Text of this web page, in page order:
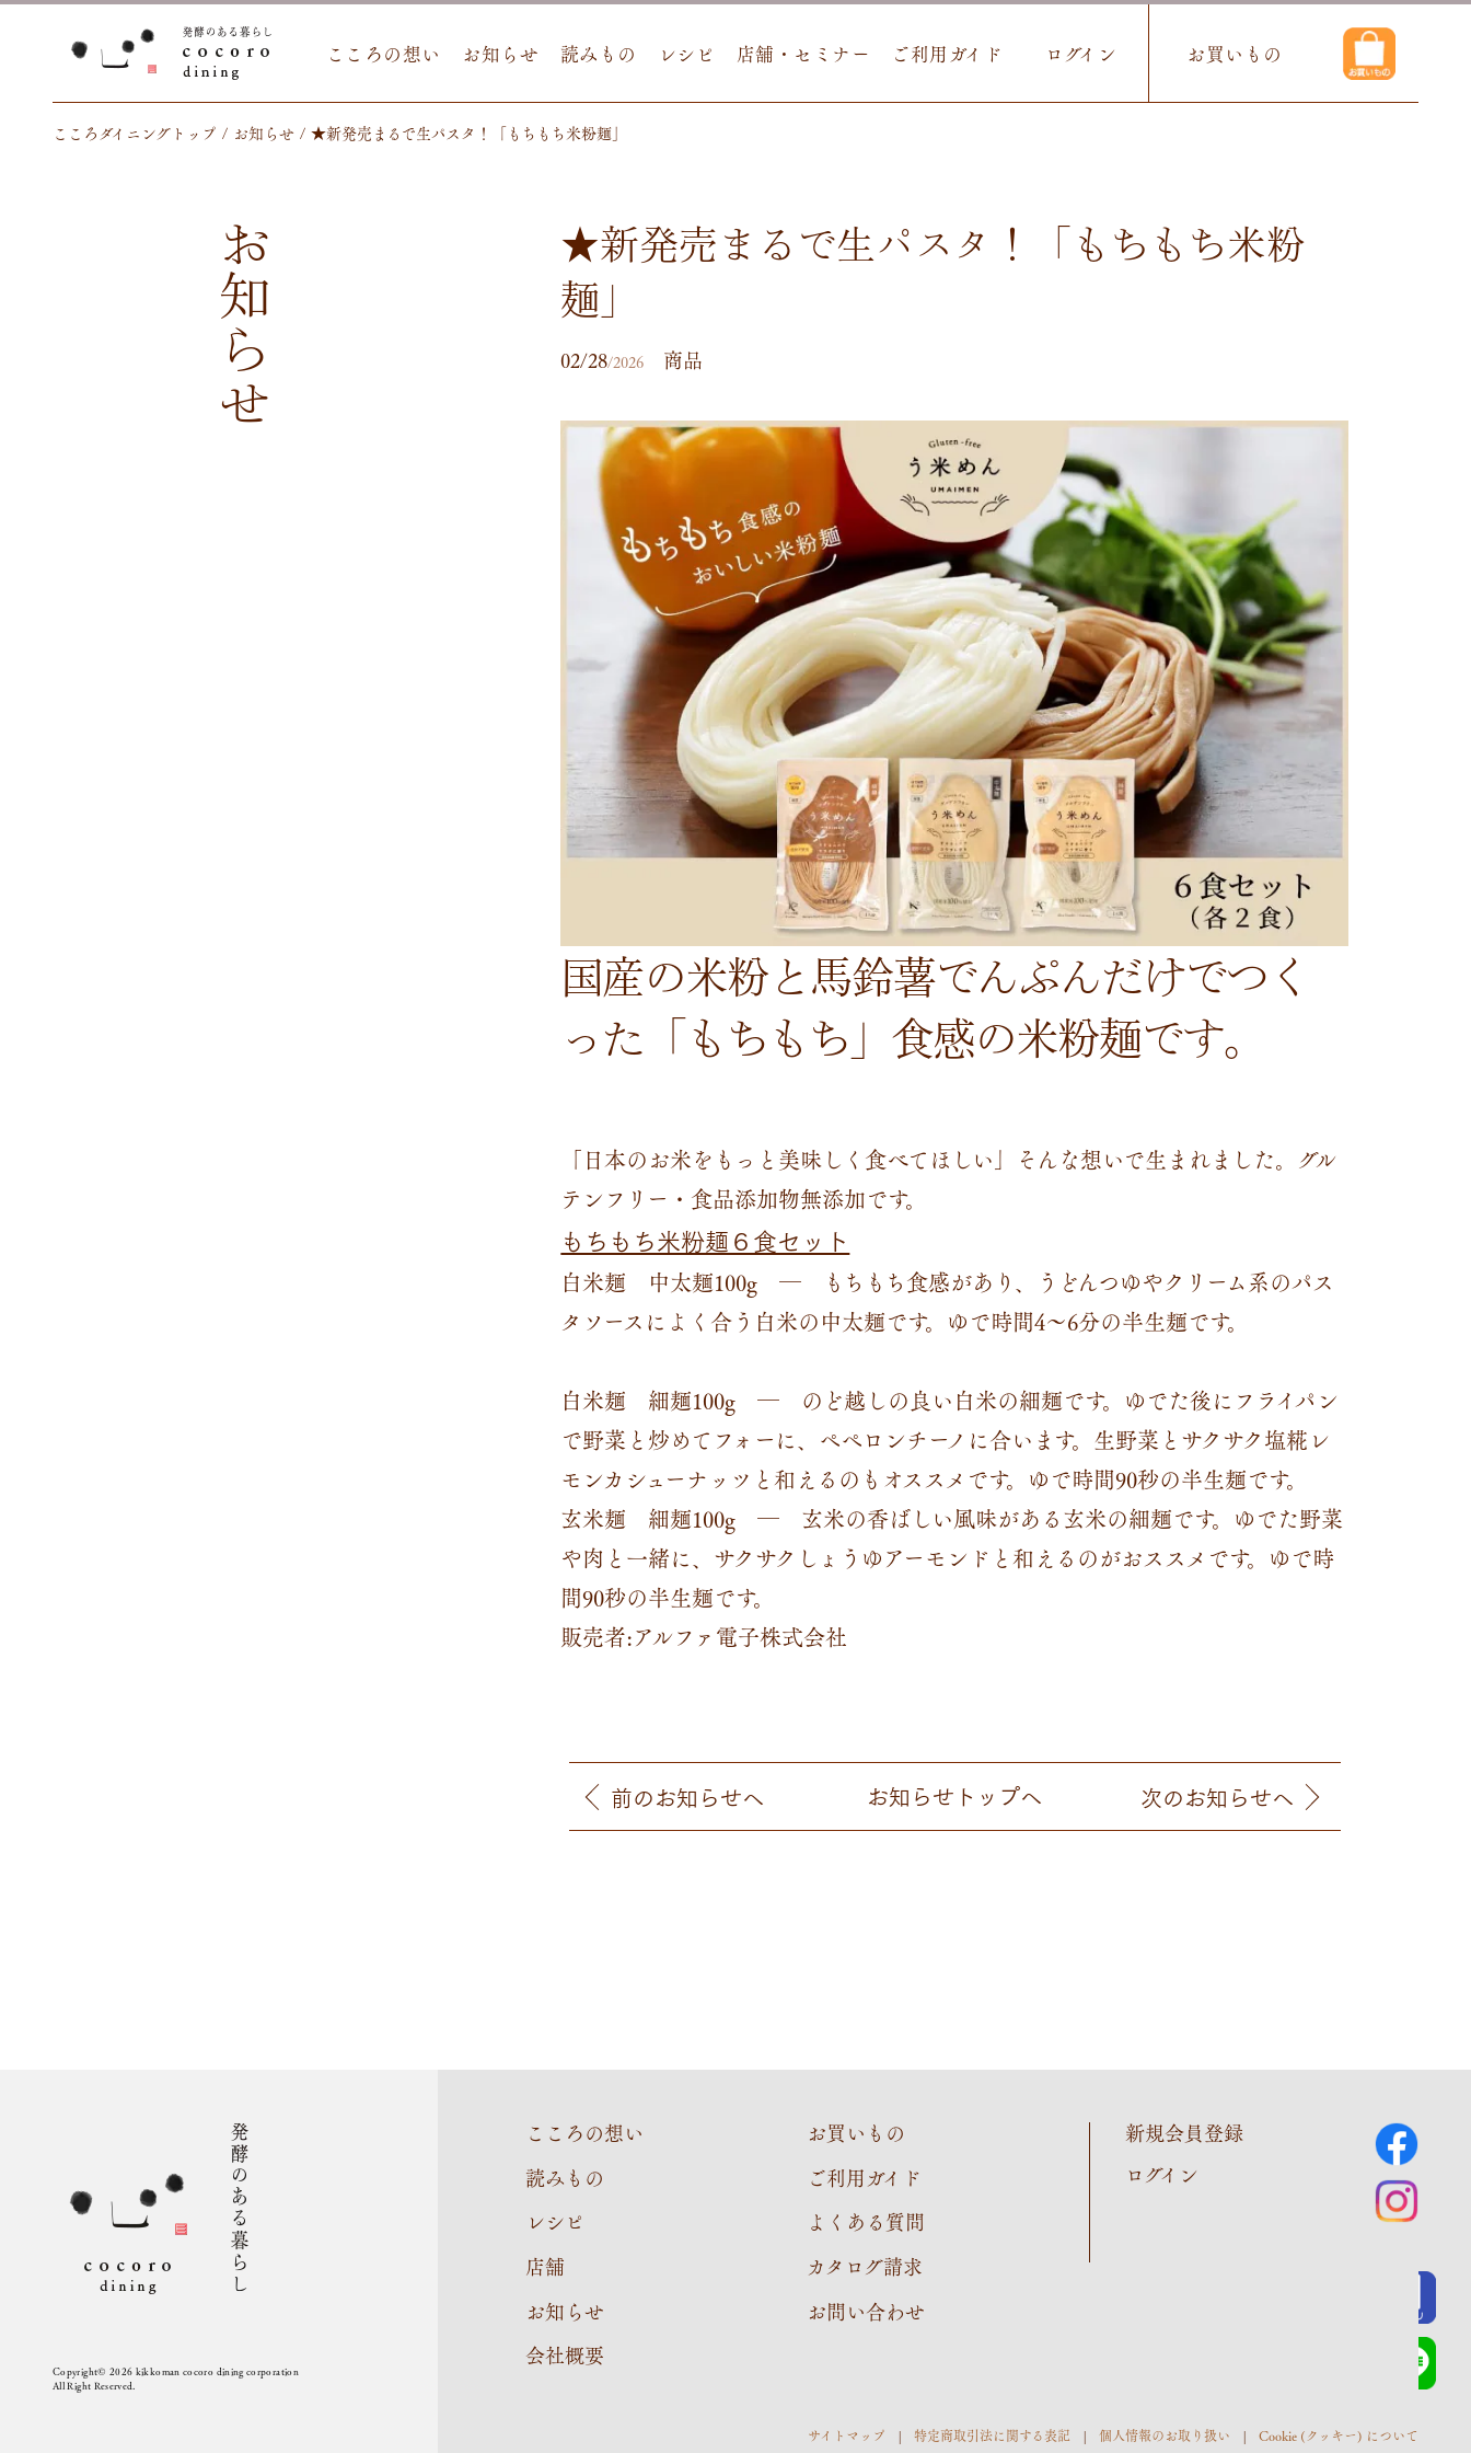
こころの想い お知らせ 読みもの レシピ 店舗・セミナー ご利用ガイド ログイン お買いもの
こころダイニングトップ お知らせ ★新発売まるで生パスタ！「もちもち米粉麺」
お知らせ
★新発売まるで生パスタ！「もちもち米粉
麺」
02/28/2026 商品
国産の米粉と馬鈴薯でんぷんだけでつく
った「もちもち」食感の米粉麺です。
「日本のお米をもっと美味しく食べてほしい」そんな想いで生まれました。グル
テンフリー・食品添加物無添加です。
もちもち米粉麺６食セット
白米麺 中太麺100g ― もちもち食感があり、うどんつゆやクリーム系のパス
タソースによく合う白米の中太麺です。ゆで時間4～6分の半生麺です。
白米麺 細麺100g ― のど越しの良い白米の細麺です。ゆでた後にフライパン
で野菜と炒めてフォーに、ペペロンチーノに合います。生野菜とサクサク塩糀レ
モンカシューナッツと和えるのもオススメです。ゆで時間90秒の半生麺です。
玄米麺 細麺100g ― 玄米の香ばしい風味がある玄米の細麺です。ゆでた野菜
や肉と一緒に、サクサクしょうゆアーモンドと和えるのがおススメです。ゆで時
間90秒の半生麺です。
販売者:アルファ電子株式会社
前のお知らせへ お知らせ トップへ 次のお知らせへ
こころの想い
読みもの
レシピ
店舗
お知らせ
会社概要
お買いもの
ご利用ガイド
よくある質問
カタログ請求
お問い合わせ
新規会員登録
ログイン
サイトマップ 特定商取引法に関する表記 個人情報のお取り扱い Cookie (クッキー) について
Copyright© 2026 kikkoman cocoro dining corporation
All Right Reserved.